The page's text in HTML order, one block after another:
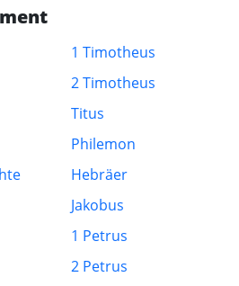
1 Timotheus
2 Timotheus
Titus
Philemon
Hebräer
Jakobus
1 Petrus
2 Petrus